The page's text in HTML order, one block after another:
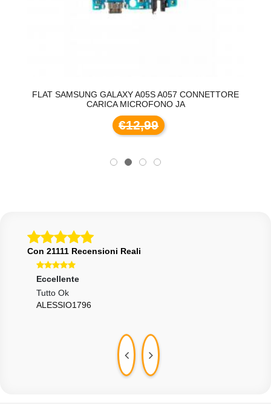
FLAT SAMSUNG GALAXY A05S A057 CONNETTORE
CARICA MICROFONO JA
€12,99
Con 21111 Recensioni Reali
Eccellente
Tutto Ok
ALESSIO1796